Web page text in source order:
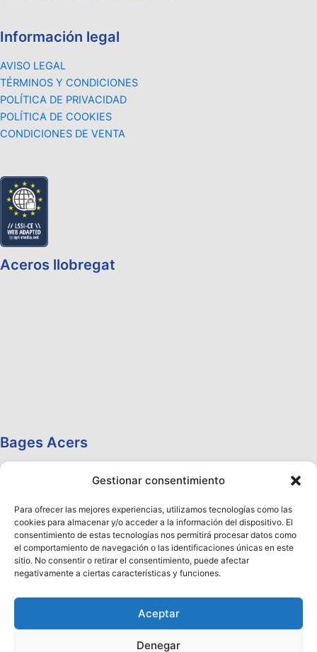
Gestionar consentimiento
Para ofrecer las mejores experiencias, utilizamos tecnologías como las
cookies para almacenar y/o acceder a la información del dispositivo. El
consentimiento de estas tecnologías nos permitirá procesar datos como
el comportamiento de navegación o las identificaciones únicas en este
sitio. No consentir o retirar el consentimiento, puede afectar
negativamente a ciertas características y funciones.
Aceptar
Denegar
Información legal
AVISO LEGAL
TÉRMINOS Y CONDICIONES
POLÍTICA DE PRIVACIDAD
POLÍTICA DE COOKIES
CONDICIONES DE VENTA
Aceros llobregat
Bages Acers